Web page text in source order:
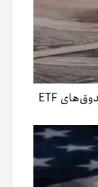
جذب بیش از یک‌میلیارد دلار سرمایه در صندوق‌های ETF